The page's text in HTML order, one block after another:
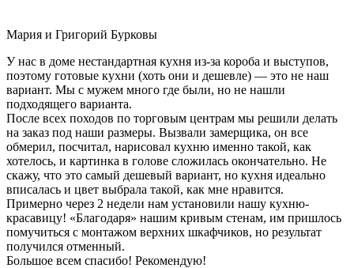
Мария и Григорий Бурковы
У нас в доме нестандартная кухня из-за короба и выступов,
поэтому готовые кухни (хоть они и дешевле) — это не наш
вариант. Мы с мужем много где были, но не нашли
подходящего варианта.
После всех походов по торговым центрам мы решили делать
на заказ под наши размеры. Вызвали замерщика, он все
обмерил, посчитал, нарисовал кухню именно такой, как
хотелось, и картинка в голове сложилась окончательно. Не
скажу, что это самый дешевый вариант, но кухня идеально
вписалась и цвет выбрала такой, как мне нравится.
Примерно через 2 недели нам установили нашу кухню-
красавицу! «Благодаря» нашим кривым стенам, им пришлось
помучиться с монтажом верхних шкафчиков, но результат
получился отменный.
Большое всем спасибо! Рекомендую!